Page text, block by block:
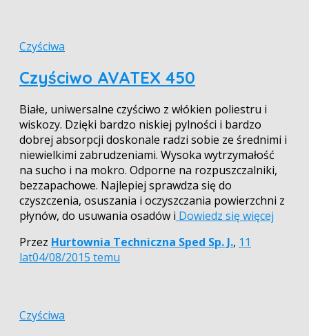
Czyściwa
Czyściwo AVATEX 450
Białe, uniwersalne czyściwo z włókien poliestru i
wiskozy. Dzięki bardzo niskiej pylności i bardzo
dobrej absorpcji doskonale radzi sobie ze średnimi i
niewielkimi zabrudzeniami. Wysoka wytrzymałość
na sucho i na mokro. Odporne na rozpuszczalniki,
bezzapachowe. Najlepiej sprawdza się do
czyszczenia, osuszania i oczyszczania powierzchni z
płynów, do usuwania osadów i Dowiedz się więcej
Przez Hurtownia Techniczna Sped Sp. J., 11
lat04/08/2015 temu
Czyściwa